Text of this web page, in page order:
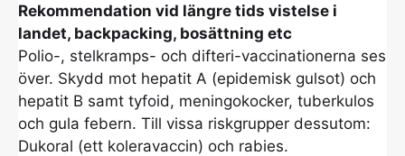
Rekommendation vid längre tids vistelse i
landet, backpacking, bosättning etc
Polio-, stelkramps- och difteri-vaccinationerna ses
över. Skydd mot hepatit A (epidemisk gulsot) och
hepatit B samt tyfoid, meningokocker, tuberkulos
och gula febern. Till vissa riskgrupper dessutom:
Dukoral (ett koleravaccin) och rabies.